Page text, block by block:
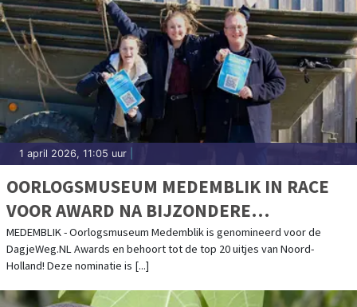
1 april 2026, 11:05 uur
OORLOGSMUSEUM MEDEMBLIK IN RACE
VOOR AWARD NA BIJZONDERE
ERKENNING
MEDEMBLIK - Oorlogsmuseum Medemblik is genomineerd voor de
DagjeWeg.NL Awards en behoort tot de top 20 uitjes van Noord-
Holland! Deze nominatie is [...]